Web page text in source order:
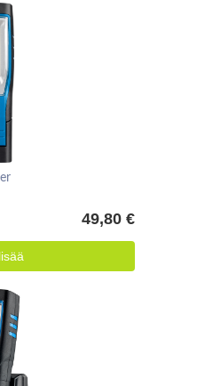
49,80 €